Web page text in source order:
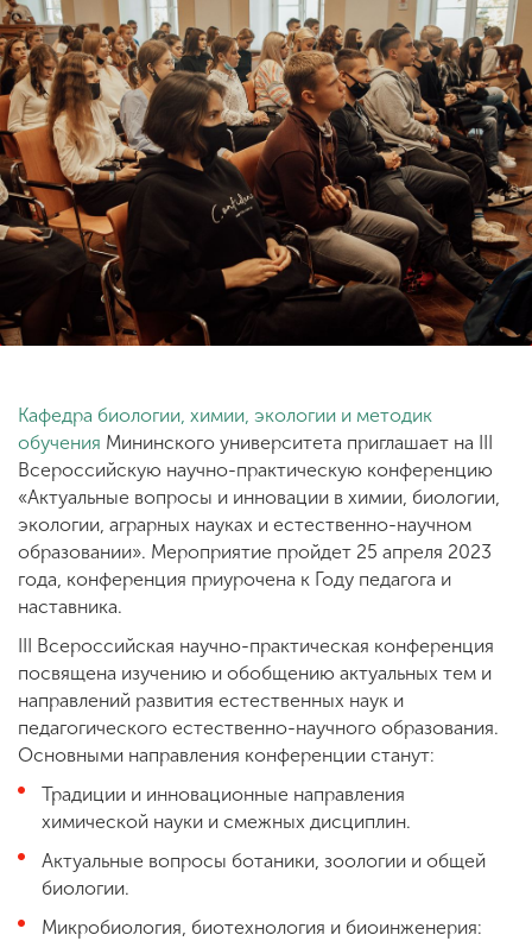
Сведения об
образовательной
организации
ENG CHI
Приемная
Кафедра биологии, химии, экологии и методик
обучения Мининского университета приглашает на III
Всероссийскую научно-практическую конференцию
«Актуальные вопросы и инновации в химии, биологии,
экологии, аграрных науках и естественно-научном
образовании». Мероприятие пройдет 25 апреля 2023
года, конференция приурочена к Году педагога и
наставника.
III Всероссийская научно-практическая конференция
посвящена изучению и обобщению актуальных тем и
направлений развития естественных наук и
педагогического естественно-научного образования.
Основными направления конференции станут:
Традиции и инновационные направления
химической науки и смежных дисциплин.
Актуальные вопросы ботаники, зоологии и общей
биологии.
Микробиология, биотехнология и биоинженерия: